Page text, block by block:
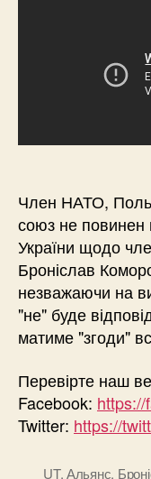
Член НАТО,
союз не повинен
України щодо
Броніслав
незважаючи на
"не" буде
матиме "згоди"
Перевірте наш
Facebook:
Twitter: https://
UT,Альянс,